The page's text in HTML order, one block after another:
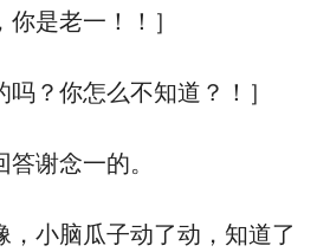
你是老一！！］
吗？你怎么不知道？！］
谢念一的。
，小脑瓜子动了动，知道了